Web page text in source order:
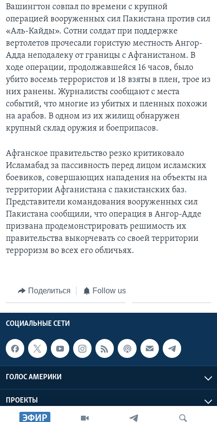
ЭФИР
Вашингтон совпал по времени с крупной
операцией вооруженных сил Пакистана против сил
«Аль-Кайды». Сотни солдат при поддержке
вертолетов прочесали гористую местность Ангор-
Адда неподалеку от границы с Афганистаном. В
ходе операции, продолжавшейся 16 часов, было
убито восемь террористов и 18 взяты в плен, трое из
них ранены. Журналисты сообщают с места
событий, что многие из убитых и пленных похожи
на арабов. В одном из их жилищ обнаружен
крупный склад оружия и боеприпасов.
Афганское правительство резко критиковало
Исламабад за пассивность перед лицом исламских
боевиков, совершающих нападения на объекты на
территории Афганистана с пакистанских баз.
Представители командования вооруженных сил
Пакистана сообщили, что операция в Ангор-Адде
призвана продемонстрировать решимость их
правительства выкорчевать со своей территории
терроризм во всех его обличьях.
Поделиться Follow us
СОЦИАЛЬНЫЕ СЕТИ
ГОЛОС АМЕРИКИ
ПРОЕКТЫ